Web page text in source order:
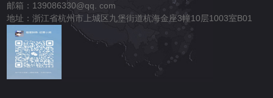
邮箱：139086330@qq. com
地址：浙江省杭州市上城区九堡街道杭海金座3幢10层1003室B01